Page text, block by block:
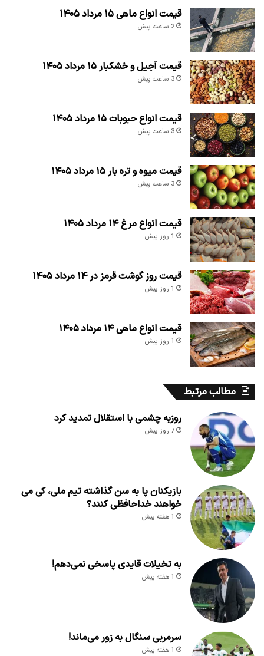
قیمت انواع ماهی ۱۵ مرداد ۱۴۰۵
2 ساعت پیش
قیمت آجیل و خشکبار ۱۵ مرداد ۱۴۰۵
3 ساعت پیش
قیمت انواع حبوبات ۱۵ مرداد ۱۴۰۵
3 ساعت پیش
قیمت میوه و تره بار ۱۵ مرداد ۱۴۰۵
3 ساعت پیش
قیمت انواع مرغ ۱۴ مرداد ۱۴۰۵
1 روز پیش
قیمت روز گوشت قرمز در ۱۴ مرداد ۱۴۰۵
1 روز پیش
قیمت انواع ماهی ۱۴ مرداد ۱۴۰۵
1 روز پیش
مطالب مرتبط
روزبه چشمی با استقلال تمدید کرد
7 روز پیش
بازیکنان پا به سن گذاشته تیم ملی، کی می
خواهند خداحافظی کنند؟
1 هفته پیش
به تخیلات قایدی پاسخی نمی‌دهم!
1 هفته پیش
سرمربی سنگال به زور می‌ماند!
1 هفته پیش